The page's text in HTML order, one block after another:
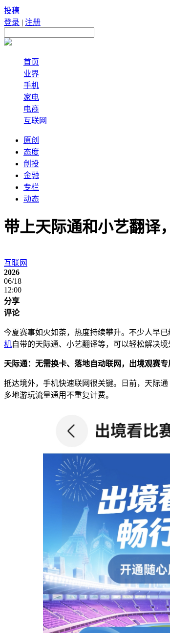
投稿
登录 | 注册
首页
业界
手机
家电
电商
互联网
原创
态度
创投
金融
专栏
动态
带上天际通和小艺翻译
互联网
2026
06/18
12:00
分享
评论
今夏赛事如火如荼，热度持续攀升。不少人早
机自带的天际通、小艺翻译等，可以轻松解决
天际通：无需换卡、落地自动联网，出境观赛专
抵达境外，手机快速联网很关键。日前，天际
多地游玩流量通用不重复计费。